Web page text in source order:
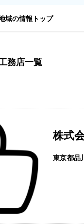
域の情報トップ
務店一覧
株式
東京都品